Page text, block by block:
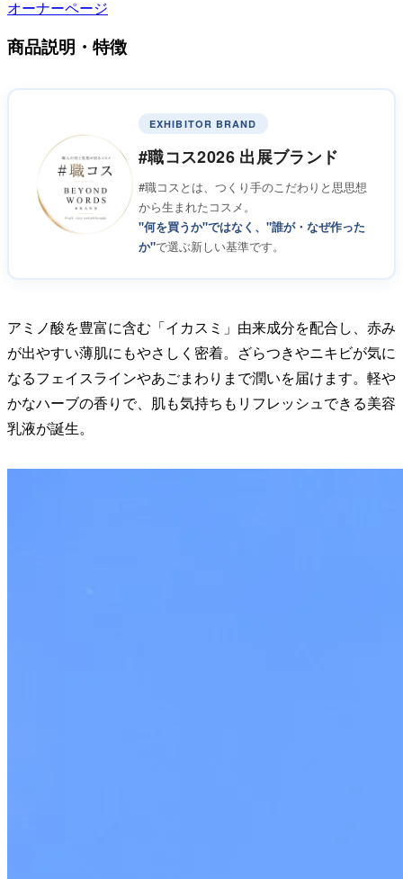
オーナーページ
商品説明・特徴
EXHIBITOR BRAND
#職コス2026 出展ブランド
#職コスとは、つくり手のこだわりと思思想
から生まれたコスメ。
"何を買うか"ではなく、"誰が・なぜ作った
か"で選ぶ新しい基準です。
アミノ酸を豊富に含む「イカスミ」由来成分を配合し、赤み
が出やすい薄肌にもやさしく密着。ざらつきやニキビが気に
なるフェイスラインやあごまわりまで潤いを届けます。軽や
かなハーブの香りで、肌も気持ちもリフレッシュできる美容
乳液が誕生。